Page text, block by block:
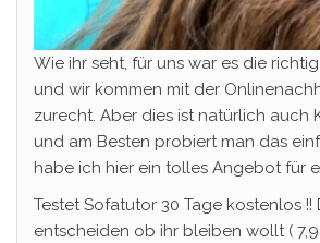
Wie ihr seht, für uns war es die
und wir kommen mit der
zurecht. Aber dies ist natürlich auch
und am Besten probiert man das
habe ich hier ein tolles Angebot für
Testet Sofatutor 30 Tage kostenlos
entscheiden ob ihr bleiben wollt (